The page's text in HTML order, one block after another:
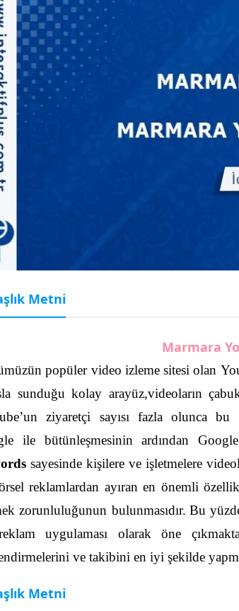
Metni
Marmara
popüler video izleme sitesi olan
sunduğu kolay arayüz,videoların
ziyaretçi sayısı fazla olunca
ile bütünleşmesinin ardından
sayesinde kişilere ve işletmelere
reklamlardan ayıran en önemli
zorunluluğunun bulunmasıdır. Bu
uygulaması olarak öne
ve takibini en iyi şekilde
Metni